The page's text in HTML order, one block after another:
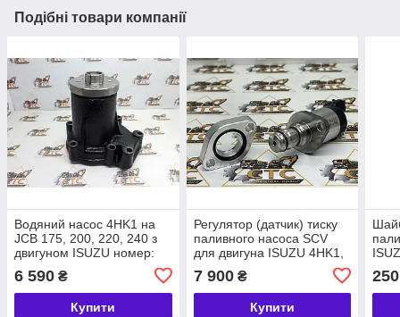
Подібні товари компанії
Водяний насос 4HK1 на
JCB 175, 200, 220, 240 з
двигуном ISUZU номер:
02/802310, 8980388451,
8980388450
6 590 ₴
Купити
Регулятор (датчик) тиску
паливного насоса SCV
для двигуна ISUZU 4HK1,
02/803148
7 900₴
Купити
17/
250